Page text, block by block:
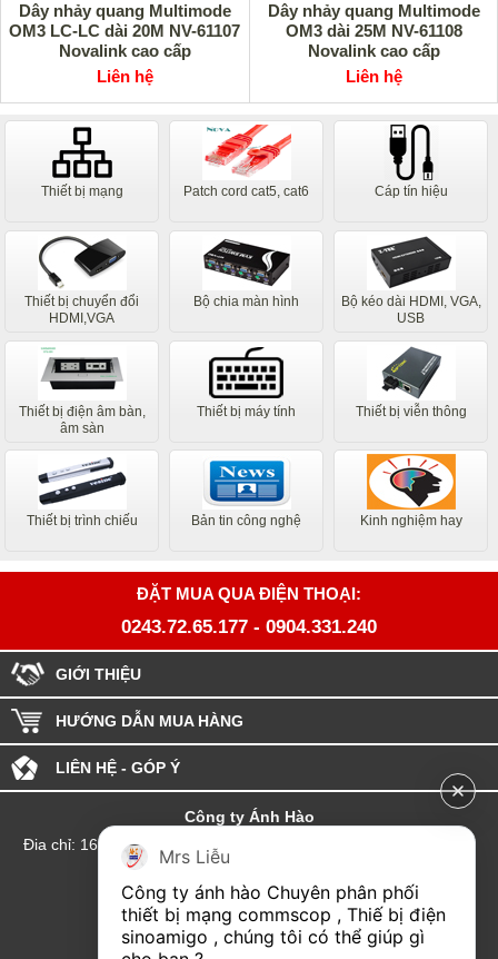
Dây nhảy quang Multimode
OM3 LC-LC dài 20M NV-61107
Novalink cao cấp
Liên hệ
Dây nhảy quang Multimode
OM3 dài 25M NV-61108
Novalink cao cấp
Liên hệ
Thiết bị mạng Patch cord cat5, cat6 Cáp tín hiệu
Thiết bị chuyển đổi
HDMI,VGA
Bộ chia màn hình
Bộ kéo dài HDMI, VGA,
USB
Thiết bị điện âm bàn,
âm sàn
Thiết bị máy tính Thiết bị viễn thông
Thiết bị trình chiếu Bản tin công nghệ Kinh nghiệm hay
ĐẶT MUA QUA ĐIỆN THOẠI:
0243.72.65.177 - 0904.331.240
GIỚI THIỆU
HƯỚNG DẪN MUA HÀNG
LIÊN HỆ - GÓP Ý
Công ty Ánh Hào
Đia chỉ: 164 Phố Chùa Láng - Phường Láng - Thành phố Hà Nội
Email: Kinhdoanhanhhao@gmail.com
Mrs Liễu
Công ty ánh hào Chuyên phân phối
thiết bị mạng commscop , Thiế bị điện
sinoamigo , chúng tôi có thể giúp gì